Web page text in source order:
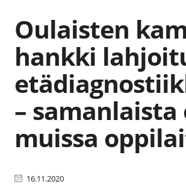
Oulaisten
hankki
– samanlaista
muissa
16.11.2020